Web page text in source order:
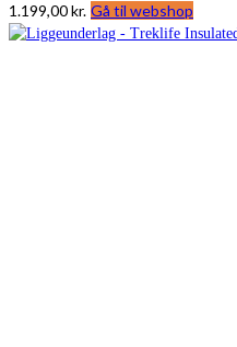
1.199,00kr. Gå til webshop